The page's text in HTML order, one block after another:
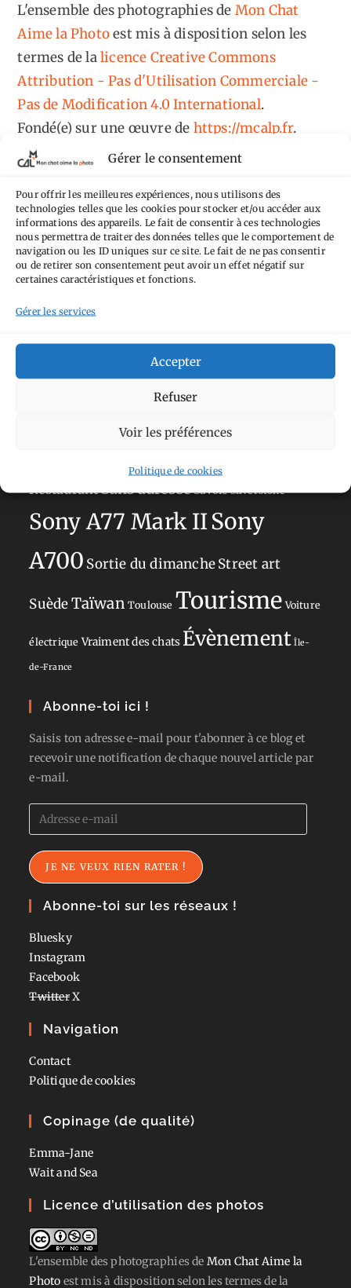
Gérer le consentement
Pour offrir les meilleures expériences, nous utilisons des
technologies telles que les cookies pour stocker et/ou accéder aux
informations des appareils. Le fait de consentir à ces technologies
nous permettra de traiter des données telles que le comportement de
navigation ou les ID uniques sur ce site. Le fait de ne pas consentir
ou de retirer son consentement peut avoir un effet négatif sur
certaines caractéristiques et fonctions.
Gérer les services
Accepter
Refuser
Voir les préférences
Politique de cookies
L'ensemble des photographiesde Mon Chat
Aime la Photoest mis à disposition selon les
termes de lalicence Creative Commons
Attribution - Pas d'Utilisation Commerciale -
Pas de Modification 4.0 International.
Fondé(e) sur une œuvre de https://mcalp.fr.
Tags
AilleursAimez-vous bordel Allemagne
Anti tourisme
Hébergement
La Défense Normandie
Olympus OM-D E-M5
RestaurantSans adresseSavoie Silverstone
Sony A77 Mark IISony
A700 Sortie du dimancheStreet art
SuèdeTaïwan Toulouse Tourisme Voiture
électrique Vraiment des chats Évènement Île-
de-France
Abonne-toi ici !
Saisis ton adresse e-mail pour t'abonner à ce blog et
recevoir une notification de chaque nouvel article par
e-mail.
Adresse
e-
mail
JE NE VEUX RIEN RATER !
Abonne-toi sur les réseaux !
Bluesky
Instagram
Facebook
TwitterX
Navigation
Contact
Politique de cookies
Copinage (de qualité)
Emma-Jane
Wait and Sea
Licence d’utilisation des photos
L'ensemble des photographiesde Mon Chat Aime la
Photo est mis à disposition selon les termes de la